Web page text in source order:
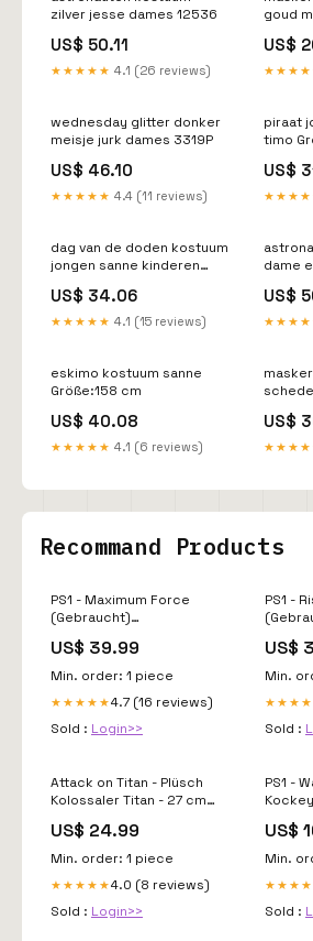
zilver jesse dames 12536
US$ 50.11
★★★★★ 4.1 (26 reviews)
goud
US$
wednesday glitter donker
meisje jurk dames 3319P
US$ 46.10
★★★★★ 4.4 (11 reviews)
piraat
timo
US$
dag van de doden kostuum
jongen sanne kinderen
US$ 34.06
★★★★★ 4.1 (15 reviews)
dame
US$
eskimo kostuum sanne
Größe:158 cm
US$ 40.08
★★★★★ 4.1 (6 reviews)
US$
Recommand Products
PS1 - Maximum Force
(Gebraucht)
US$ 39.99
Min. order: 1 piece
★★★★★4.7 (16 reviews)
Sold : Login>>
PS1 -
US$
Min.
Sold :
Attack on Titan - Plüsch
Kolossaler Titan - 27 cm
US$ 24.99
Min. order: 1 piece
★★★★★4.0 (8 reviews)
Sold : Login>>
PS1 -
US$
Min.
Sold :